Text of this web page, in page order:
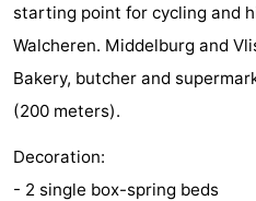
Zandput
Duinzicht
-
Joossesweg
-
Meerpaal
starting point for cycling and
Walcheren. Middelburg and
Bakery, butcher and
(200 meters).
Decoration:
- 2 single box-spring beds